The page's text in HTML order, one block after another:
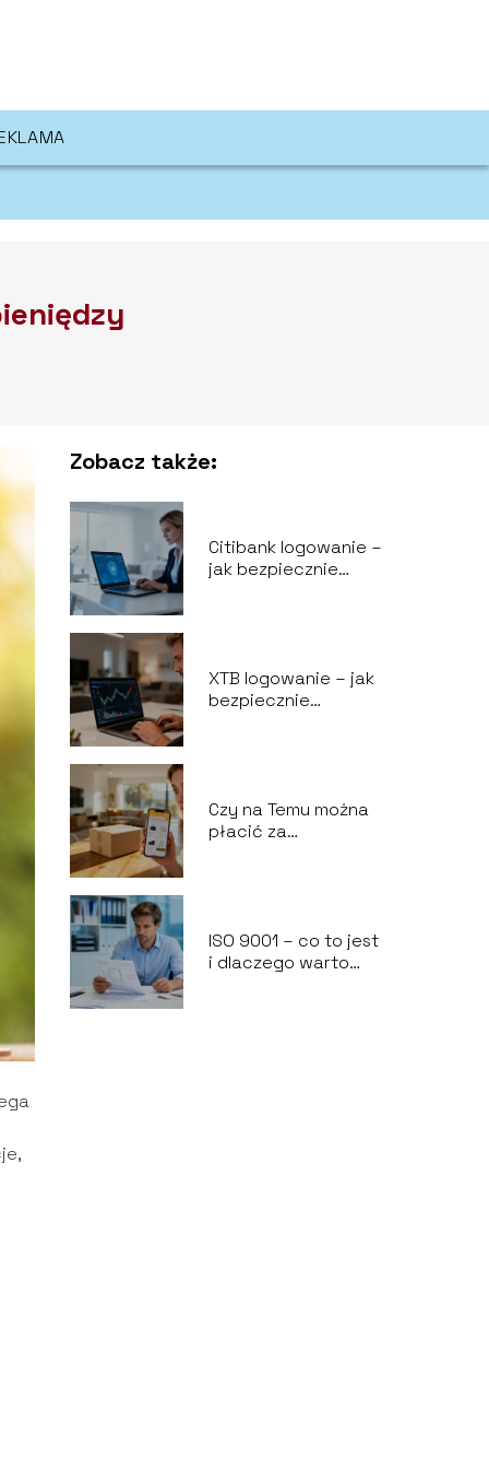
Zobacz także:
Citibank logowanie –
jak bezpiecznie
XTB logowanie – jak
bezpiecznie
Czy na Temu można
płacić za
ISO 9001 – co to jest
i dlaczego warto